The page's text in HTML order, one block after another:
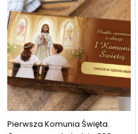
Pierwsza Komunia Święta.